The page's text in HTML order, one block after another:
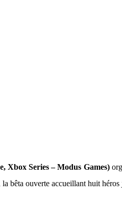
Xbox Series – Modus Games)
bêta ouverte accueillant huit